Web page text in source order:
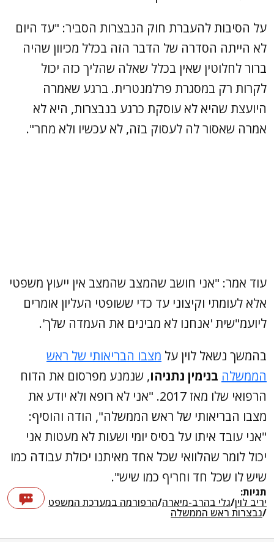
על הסיבות להעברת חוק הנבצרות הסביר: "עד היום
לא הייתה הסדרה של הדבר הזה בכלל מכיוון שהיה
ברור לחלוטין שאין בכלל שאלה שהליך כזה יכול
לקרות רק במסגרת פרלמנטרית. ברגע שאמרה
היועצת שהיא לא עוסקת כרגע בנבצרות, היא לא
אמרה שאסור לה לעסוק בזה, לא עכשיו ולא מחר".
עוד אמר: "אני חושב שהמצב שהמצב אין ייעוץ משפטי
אלא לעומתי וקיצוני עד כדי ששופטי העליון אומרים
ליועמ"שית 'אנחנו לא מבינים את העמדה שלך'.
בהמשך נשאל לוין על מצבו הבריאותי של ראש
הממשלה בנימין נתניהו, שנמנע מפרסום את הדוח
הרפואי שלו מאז 2017. "אני לא רופא ולא יודע את
מצבו הבריאותי של ראש הממשלה", הודה והוסיף:
"אני עובד איתו על בסיס יומי ושעות לא מעטות אני
יכול לומר שהלוואי שכל אחד מאיתנו יכולת עבודה כמו
שיש לו שכל חד וחריף כמו שיש".
תגיות:
יריב לוין/גלי בהרב-מיארה/הרפורמה במערכת המשפט
/נבצרות ראש הממשלה